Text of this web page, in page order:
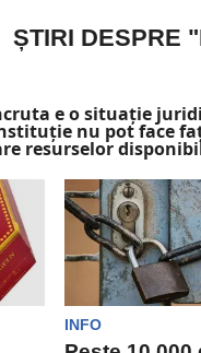
ȘTIRI DESPRE
e o situație
nu pot face
resurselor
INFO